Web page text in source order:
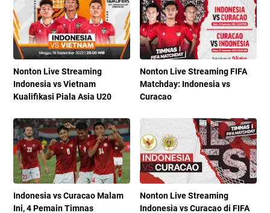
Nonton Live Streaming
Indonesia vs Vietnam
Kualifikasi Piala Asia U20
Nonton Live Streaming FIFA
Matchday: Indonesia vs
Curacao
Indonesia vs Curacao Malam
Ini, 4 Pemain Timnas
Nonton Live Streaming
Indonesia vs Curacao di FIFA